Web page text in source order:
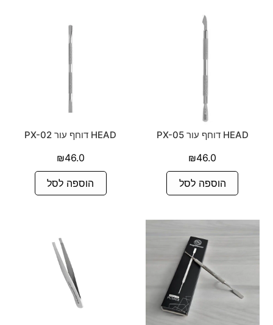
HEAD דוחף עור PX-05
₪46.0
הוספה לסל
HEAD דוחף עור PX-02
₪46.0
הוספה לסל